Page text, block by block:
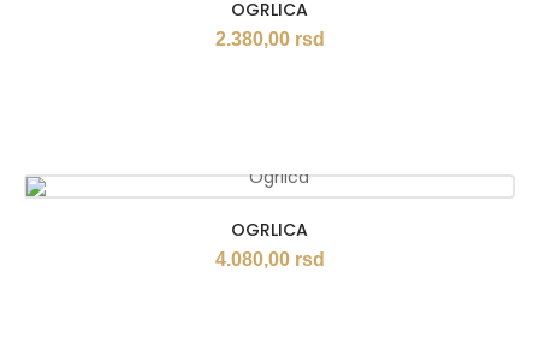
OGRLICA
2.380,00 rsd
OGRLICA
4.080,00 rsd